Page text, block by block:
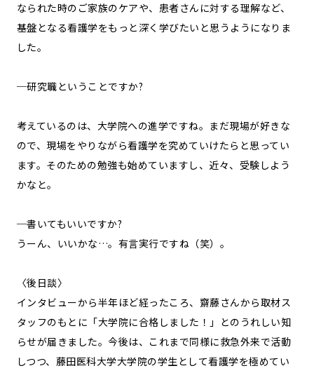
なられた時のご家族のケアや、患者さんに対する理解など、
基盤となる看護学をもっと深く学びたいと思うようになりま
した。
─研究職ということですか?
考えているのは、大学院への進学ですね。まだ現場が好きな
ので、現場をやりながら看護学を究めていけたらと思ってい
ます。そのための勉強も始めていますし、近々、受験しよう
かなと。
─書いてもいいですか?
うーん、いいかな…。有言実行ですね（笑）。
〈後日談〉
インタビューから半年ほど経ったころ、齋藤さんから取材ス
タッフのもとに「大学院に合格しました！」とのうれしい知
らせが届きました。今後は、これまで同様に救急外来で活動
しつつ、藤田医科大学大学院の学生として看護学を極めてい